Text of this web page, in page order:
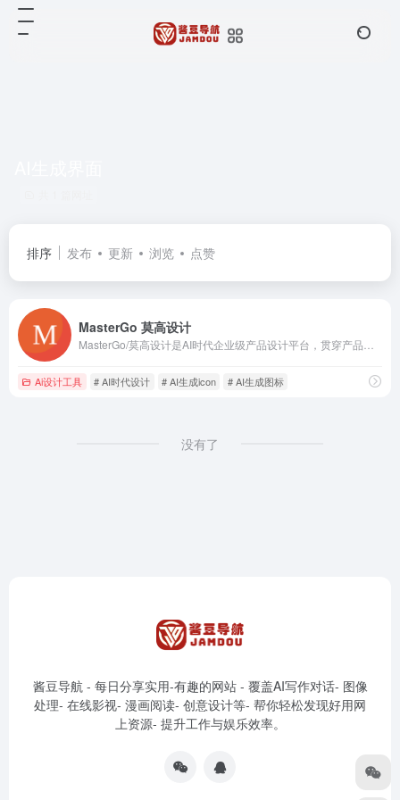
排序 发布 更新 浏览 点赞
MasterGo 莫高设计
Ai设计工具 # AI时代设计 # AI生成icon # AI生成图标
没有了
酱豆导航 - 每日分享实用-有趣的网站 - 覆盖AI写作对话- 图像
处理- 在线影视- 漫画阅读- 创意设计等- 帮你轻松发现好用网
上资源- 提升工作与娱乐效率。